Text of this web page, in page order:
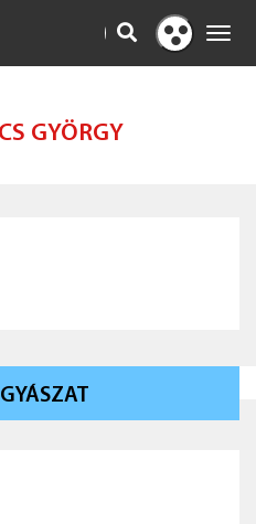
KERESÉS
Kontraszt
nézet
GYÖRGY